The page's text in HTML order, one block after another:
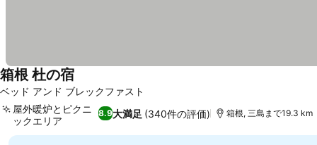
ベッド アンド ブレックファスト
箱根 杜の宿
8.9大満足 (340件の評価)
屋外暖炉とピクニ
ックエリア
箱根, 三島まで19.3 km